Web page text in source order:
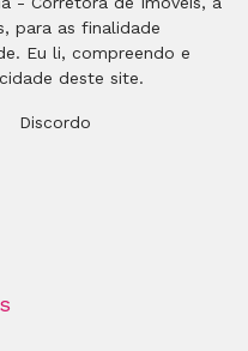
para as finalidade
Eu li, compreendo e
deste site.
Discordo